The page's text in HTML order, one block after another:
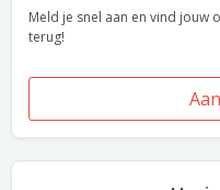
Meld je snel aan en vind jouw
terug!